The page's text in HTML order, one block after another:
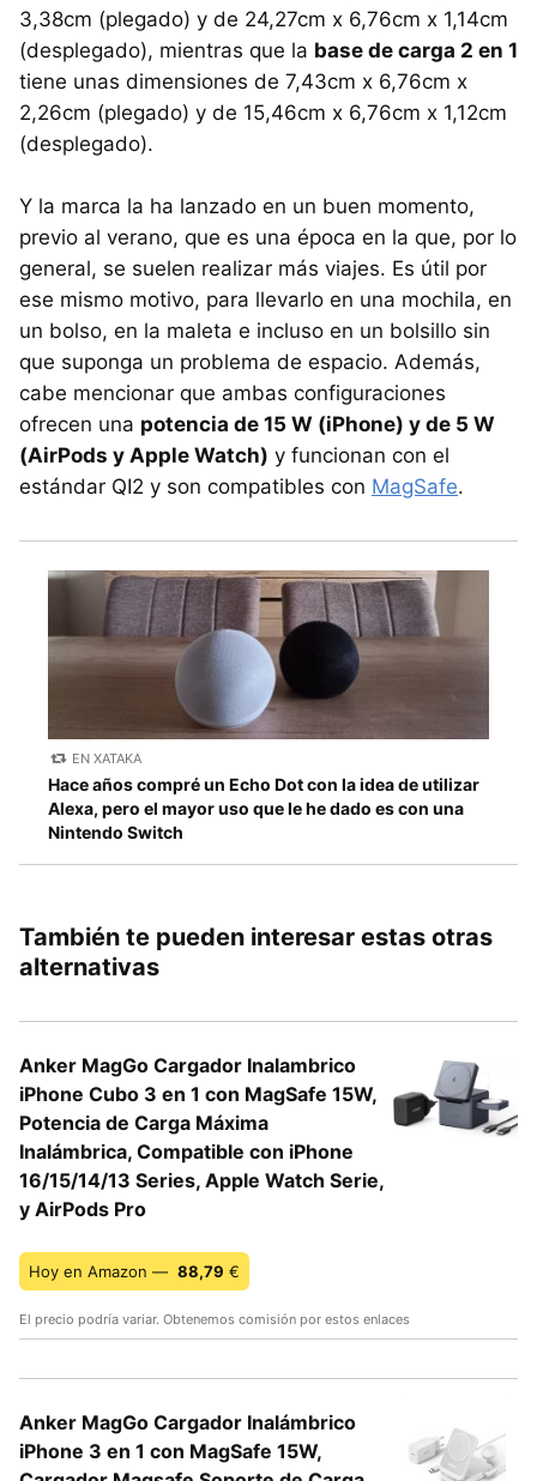
3,38cm (plegado) y de 24,27cm x 6,76cm x 1,14cm
(desplegado), mientras que la base de carga 2 en 1
tiene unas dimensiones de 7,43cm x 6,76cm x
2,26cm (plegado) y de 15,46cm x 6,76cm x 1,12cm
(desplegado).
Y la marca la ha lanzado en un buen momento,
previo al verano, que es una época en la que, por lo
general, se suelen realizar más viajes. Es útil por
ese mismo motivo, para llevarlo en una mochila, en
un bolso, en la maleta e incluso en un bolsillo sin
que suponga un problema de espacio. Además,
cabe mencionar que ambas configuraciones
ofrecen una potencia de 15 W (iPhone) y de 5 W
(AirPods y Apple Watch) y funcionan con el
estándar QI2 y son compatibles con MagSafe.
EN XATAKA
Hace años compré un Echo Dot con la idea de utilizar
Alexa, pero el mayor uso que le he dado es con una
Nintendo Switch
También te pueden interesar estas otras
alternativas
Anker MagGo Cargador Inalambrico
iPhone Cubo 3 en 1 con MagSafe 15W,
Potencia de Carga Máxima
Inalámbrica, Compatible con iPhone
16/15/14/13 Series, Apple Watch Serie,
y AirPods Pro
Hoy en Amazon — 88,79 €
El precio podría variar. Obtenemos comisión por estos enlaces
Anker MagGo Cargador Inalámbrico
iPhone 3 en 1 con MagSafe 15W,